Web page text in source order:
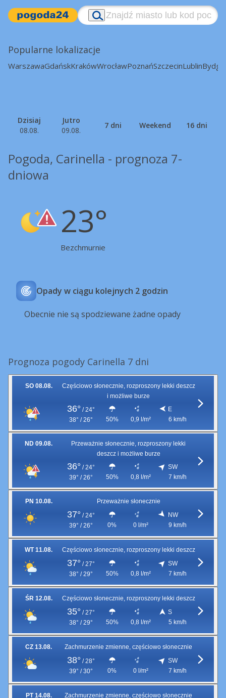
Popularne lokalizacje
WarszawaGdańskKrakówWrocławPoznańSzczecinLublin
Dzisiaj
08.08.
Jutro
09.08.
7 dni Weekend 16 dni
Pogoda, Carinella - prognoza 7-
dniowa
23°
Bezchmurnie
Opady w ciągu kolejnych 2 godzin
Obecnie nie są spodziewane żadne opady
Prognoza pogody Carinella 7 dni
SO 08.08.
Częściowo słonecznie, rozproszony lekki deszcz
i możliwe burze
36° / 24°
38° / 26°
50% 0,9 l/m²
E
6 km/h
ND 09.08.
Przeważnie słonecznie, rozproszony lekki
deszcz i możliwe burze
36° / 24°
39° / 26°
50% 0,8 l/m²
SW
7 km/h
PN 10.08. Przeważnie słonecznie
37° / 24°
39° / 26°
0% 0 l/m²
NW
9 km/h
WT 11.08. Częściowo słonecznie, rozproszony lekki deszcz
37° / 27°
38° / 29°
50% 0,8 l/m²
SW
7 km/h
ŚR 12.08. Częściowo słonecznie, rozproszony lekki deszcz
35° / 27°
38° / 29°
50% 0,8 l/m²
S
5 km/h
CZ 13.08. Zachmurzenie zmienne, częściowo słonecznie
38° / 28°
39° / 30°
0% 0 l/m²
SW
7 km/h
PT 14.08. Zachmurzenie zmienne, częściowo słonecznie